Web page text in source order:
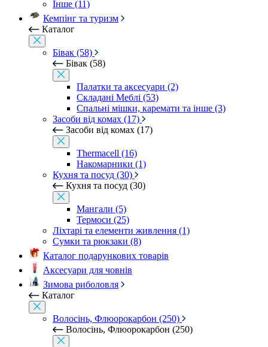
Інше (11)
Кемпінг та туризм
Каталог
Бівак (58)
Бівак (58)
Палатки та аксесуари (2)
Складані Меблі (53)
Спальні мішки, каремати та інше (3)
Засоби від комах (17)
Засоби від комах (17)
Thermacell (16)
Накомарники (1)
Кухня та посуд (30)
Кухня та посуд (30)
Мангали (5)
Термоси (25)
Ліхтарі та елементи живлення (1)
Сумки та рюкзаки (8)
Каталог подарункових товарів
Аксесуари для човнів
Зимова риболовля
Каталог
Волосінь, Флюорокарбон (250)
Волосінь, Флюорокарбон (250)